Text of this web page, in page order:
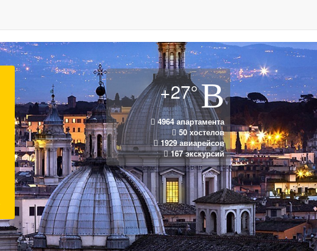
+27°
4964 апартамента
50 хостелов
1929 авиарейсов
167 экскурсий